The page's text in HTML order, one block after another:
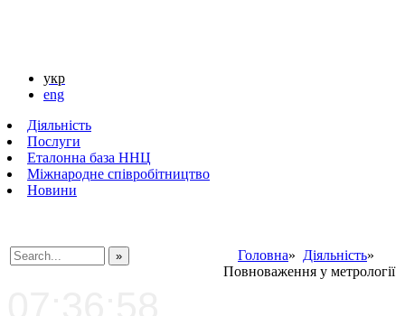
укр
eng
Діяльність
Послуги
Еталонна база ННЦ
Міжнародне співробітництво
Новини
Головна» Діяльність»
Повноваження у метрології